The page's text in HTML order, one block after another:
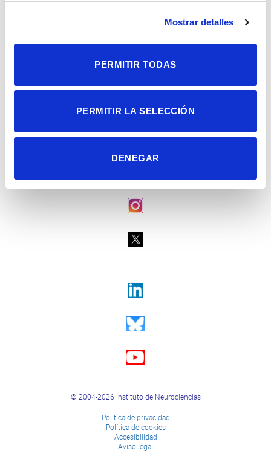
Mostrar detalles
PERMITIR TODAS
PERMITIR LA SELECCIÓN
DENEGAR
Consejo Superior de Investigaciones Científicas
Alicante | España
Tel. + 34 965 23 37 00
© 2004-2026 Instituto de Neurociencias
Política de privacidad
Política de cookies
Accesibilidad
Aviso legal